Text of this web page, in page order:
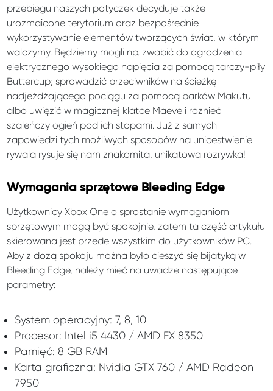
przebiegu naszych potyczek decyduje także
urozmaicone terytorium oraz bezpośrednie
wykorzystywanie elementów tworzących świat, w którym
walczymy. Będziemy mogli np. zwabić do ogrodzenia
elektrycznego wysokiego napięcia za pomocą tarczy-piły
Buttercup; sprowadzić przeciwników na ścieżkę
nadjeżdżającego pociągu za pomocą barków Makutu
albo uwięzić w magicznej klatce Maeve i roznieć
szaleńczy ogień pod ich stopami. Już z samych
zapowiedzi tych możliwych sposobów na unicestwienie
rywala rysuje się nam znakomita, unikatowa rozrywka!
Wymagania sprzętowe Bleeding Edge
Użytkownicy Xbox One o sprostanie wymaganiom
sprzętowym mogą być spokojnie, zatem ta część artykułu
skierowana jest przede wszystkim do użytkowników PC.
Aby z dozą spokoju można było cieszyć się bijatyką w
Bleeding Edge, należy mieć na uwadze następujące
parametry:
System operacyjny: 7, 8, 10
Procesor: Intel i5 4430 / AMD FX 8350
Pamięć: 8 GB RAM
Karta graficzna: Nvidia GTX 760 / AMD Radeon
7950